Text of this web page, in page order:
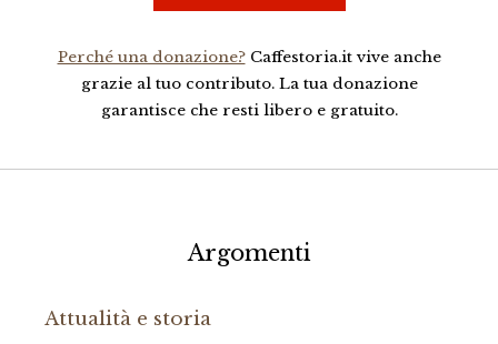
Perché una donazione?Caffestoria.it vive anche
grazie al tuo contributo. La tua donazione
garantisce che resti libero e gratuito.
Argomenti
Attualità e storia